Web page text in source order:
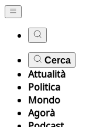
Cerca
Attualità
Politica
Mondo
Agorà